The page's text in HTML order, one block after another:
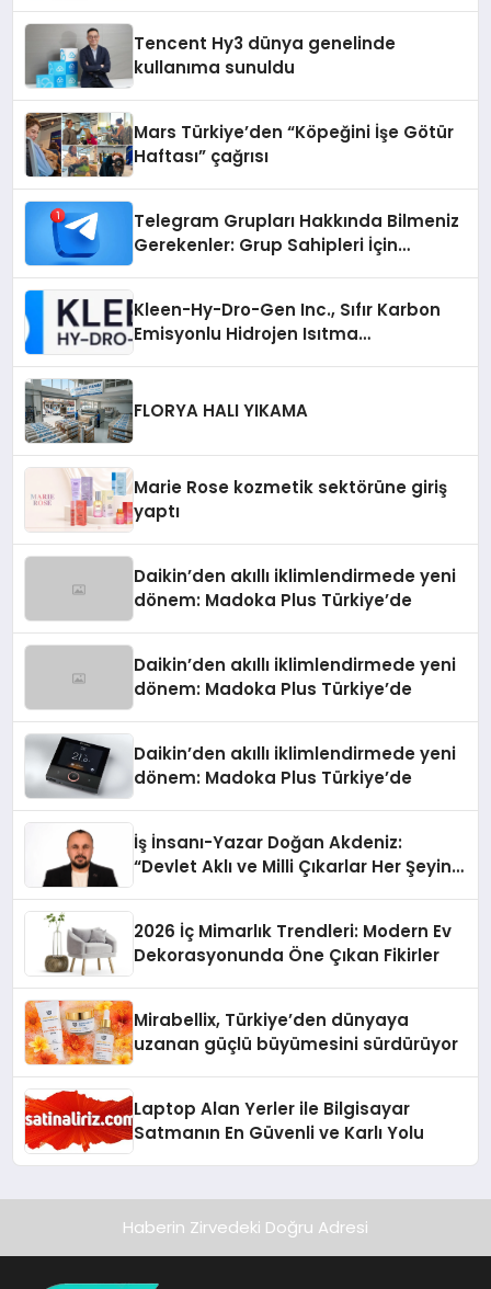
Tencent Hy3 dünya genelinde
kullanıma sunuldu
Mars Türkiye’den “Köpeğini İşe Götür
Haftası” çağrısı
Telegram Grupları Hakkında Bilmeniz
Gerekenler: Grup Sahipleri İçin
Kleen-Hy-Dro-Gen Inc., Sıfır Karbon
Emisyonlu Hidrojen Isıtma
FLORYA HALI YIKAMA
Marie Rose kozmetik sektörüne giriş
yaptı
Daikin’den akıllı iklimlendirmede yeni
dönem: Madoka Plus Türkiye’de
Daikin’den akıllı iklimlendirmede yeni
dönem: Madoka Plus Türkiye’de
Daikin’den akıllı iklimlendirmede yeni
dönem: Madoka Plus Türkiye’de
İş İnsanı-Yazar Doğan Akdeniz:
“Devlet Aklı ve Milli Çıkarlar Her Şeyin
2026 İç Mimarlık Trendleri: Modern Ev
Dekorasyonunda Öne Çıkan Fikirler
Mirabellix, Türkiye’den dünyaya
uzanan güçlü büyümesini sürdürüyor
Laptop Alan Yerler ile Bilgisayar
Satmanın En Güvenli ve Karlı Yolu
Haberin Zirvedeki Doğru Adresi